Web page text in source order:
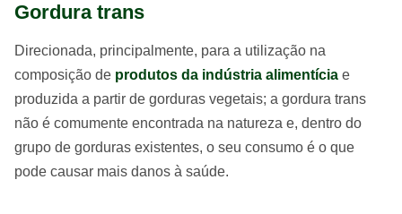
Gordura trans
Direcionada, principalmente, para a utilização na
composição de produtos da indústria alimentícia e
produzida a partir de gorduras vegetais; a gordura trans
não é comumente encontrada na natureza e, dentro do
grupo de gorduras existentes, o seu consumo é o que
pode causar mais danos à saúde.